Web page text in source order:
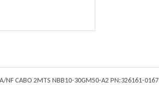
CABO 2MTS NBB10-30GM50-A2 PN:326161-0167